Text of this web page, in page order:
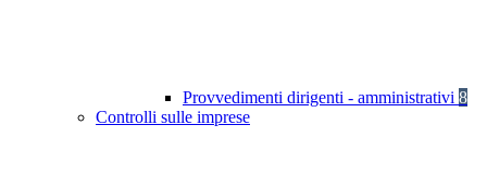
Provvedimenti dirigenti - amministrativi 8
Controlli sulle imprese